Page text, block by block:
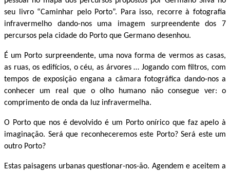
seu livro “Caminhar pelo Porto”. Para isso, recorre à fotografia
infravermelho dando-nos uma imagem surpreendente dos 7
percursos pela cidade do Porto que Germano desenhou.
É um Porto surpreendente, uma nova forma de vermos as casas,
as ruas, os edifícios, o céu, as árvores … Jogando com filtros, com
tempos de exposição engana a câmara fotográfica dando-nos a
conhecer um real que o olho humano não consegue ver: o
comprimento de onda da luz infravermelha.
O Porto que nos é devolvido é um Porto onírico que faz apelo à
imaginação. Será que reconheceremos este Porto? Será este um
outro Porto?
Estas paisagens urbanas questionar-nos-ão. Agendem e aceitem a